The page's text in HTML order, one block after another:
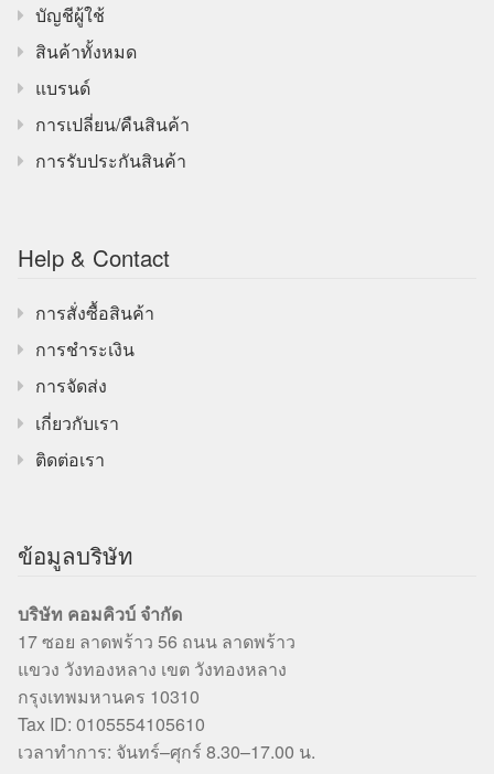
บัญชีผู้ใช้
สินค้าทั้งหมด
แบรนด์
การเปลี่ยน/คืนสินค้า
การรับประกันสินค้า
Help & Contact
การสั่งซื้อสินค้า
การชำระเงิน
การจัดส่ง
เกี่ยวกับเรา
ติดต่อเรา
ข้อมูลบริษัท
บริษัท คอมคิวบ์ จำกัด
17 ซอย ลาดพร้าว 56 ถนน ลาดพร้าว
แขวง วังทองหลาง เขต วังทองหลาง
กรุงเทพมหานคร 10310
Tax ID: 0105554105610
เวลาทำการ: จันทร์–ศุกร์ 8.30–17.00 น.